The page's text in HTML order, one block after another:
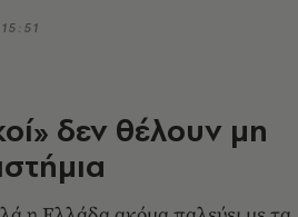
δεν θέλουν μη